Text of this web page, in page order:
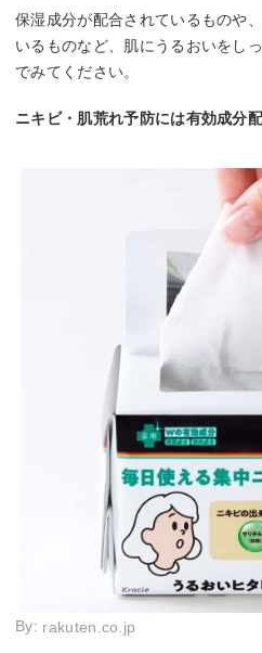
保湿成分が配合されているものや
いるものなど、肌にうるおいをし
でみてください。
ニキビ・肌荒れ予防には有効成分
By: rakuten.co.jp